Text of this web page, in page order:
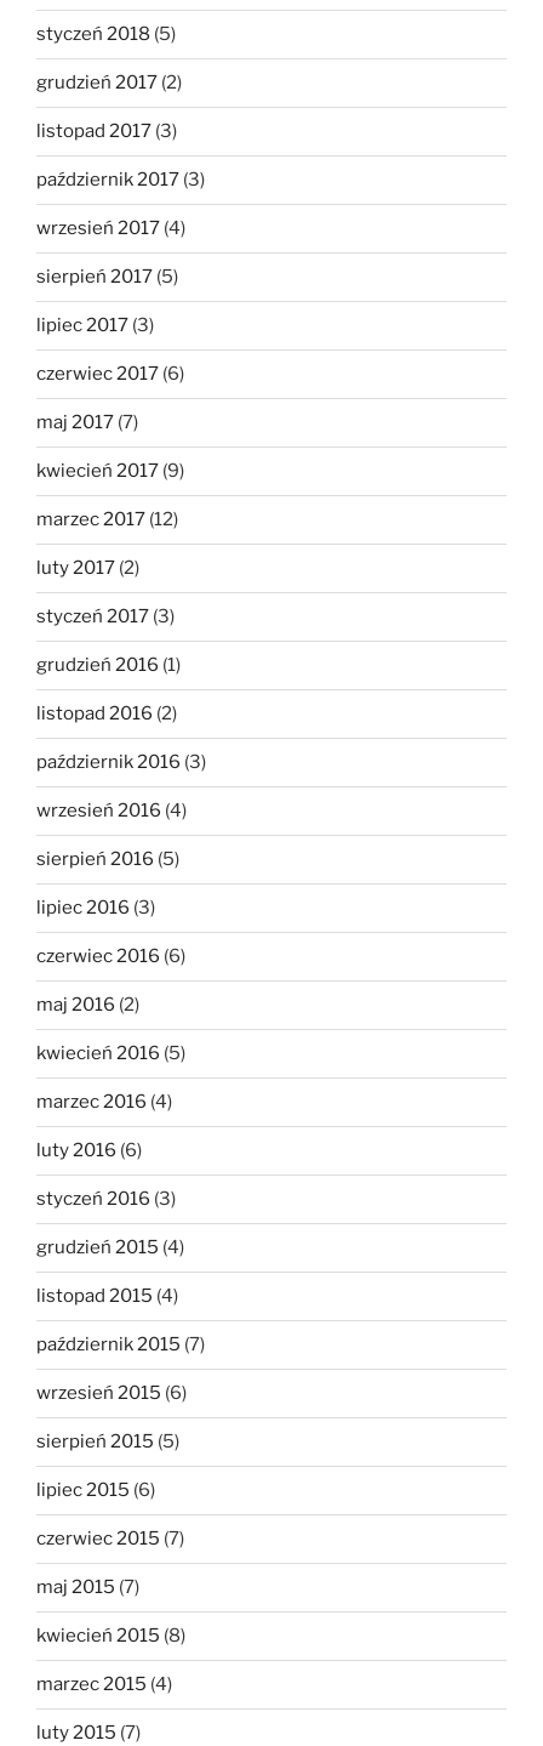
styczeń 2018 (5)
grudzień 2017 (2)
listopad 2017 (3)
październik 2017 (3)
wrzesień 2017 (4)
sierpień 2017 (5)
lipiec 2017 (3)
czerwiec 2017 (6)
maj 2017 (7)
kwiecień 2017 (9)
marzec 2017 (12)
luty 2017 (2)
styczeń 2017 (3)
grudzień 2016 (1)
listopad 2016 (2)
październik 2016 (3)
wrzesień 2016 (4)
sierpień 2016 (5)
lipiec 2016 (3)
czerwiec 2016 (6)
maj 2016 (2)
kwiecień 2016 (5)
marzec 2016 (4)
luty 2016 (6)
styczeń 2016 (3)
grudzień 2015 (4)
listopad 2015 (4)
październik 2015 (7)
wrzesień 2015 (6)
sierpień 2015 (5)
lipiec 2015 (6)
czerwiec 2015 (7)
maj 2015 (7)
kwiecień 2015 (8)
marzec 2015 (4)
luty 2015 (7)